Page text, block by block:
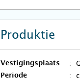
Produktie
Vestigingsplaats
Periode